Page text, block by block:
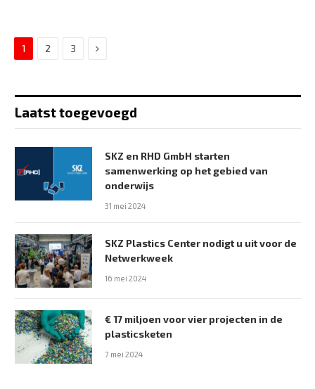
1 2 3 Next
Laatst toegevoegd
SKZ en RHD GmbH starten
samenwerking op het gebied van
onderwijs
31 mei 2024
SKZ Plastics Center nodigt u uit voor de
Netwerkweek
16 mei 2024
€ 17 miljoen voor vier projecten in de
plasticsketen
7 mei 2024